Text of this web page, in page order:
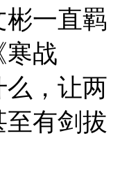
一直羁
寒战
么，让两
至有剑拔